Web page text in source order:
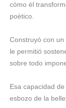
cómo él
poético.
Construyó con
le permitió
sobre todo
Esa capacidad
esbozo de la